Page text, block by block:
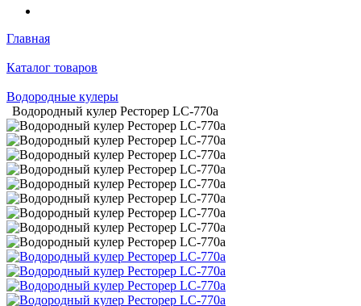
Главная
Каталог товаров
Водородные кулеры
Водородный кулер Ресторер LC-770a